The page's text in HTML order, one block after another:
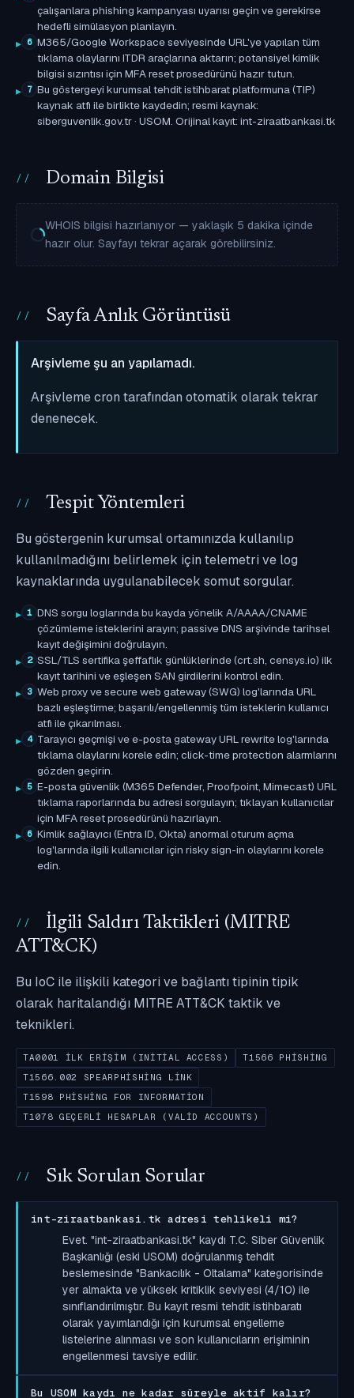
çalışanlara phishing kampanyası uyarısı geçin ve gerekirse
hedefli simülasyon planlayın.
6 M365/Google Workspace seviyesinde URL'ye yapılan tüm
tıklama olaylarını ITDR araçlarına aktarın; potansiyel kimlik
bilgisi sızıntısı için MFA reset prosedürünü hazır tutun.
7 Bu göstergeyi kurumsal tehdit istihbarat platformuna (TIP)
kaynak atfı ile birlikte kaydedin; resmi kaynak:
siberguvenlik.gov.tr · USOM. Orijinal kayıt: int-ziraatbankasi.tk
Domain Bilgisi
WHOIS bilgisi hazırlanıyor — yaklaşık 5 dakika içinde
hazır olur. Sayfayı tekrar açarak görebilirsiniz.
Sayfa Anlık Görüntüsü
Arşivleme şu an yapılamadı.
Arşivleme cron tarafından otomatik olarak tekrar
denenecek.
Tespit Yöntemleri
Bu göstergenin kurumsal ortamınızda kullanılıp
kullanılmadığını belirlemek için telemetri ve log
kaynaklarında uygulanabilecek somut sorgular.
1 DNS sorgu loglarında bu kayda yönelik A/AAAA/CNAME
çözümleme isteklerini arayın; passive DNS arşivinde tarihsel
kayıt değişimini doğrulayın.
2 SSL/TLS sertifika şeffaflık günlüklerinde (crt.sh, censys.io) ilk
kayıt tarihini ve eşleşen SAN girdilerini kontrol edin.
3 Web proxy ve secure web gateway (SWG) log'larında URL
bazlı eşleştirme; başarılı/engellenmiş tüm isteklerin kullanıcı
atfı ile çıkarılması.
4 Tarayıcı geçmişi ve e-posta gateway URL rewrite log'larında
tıklama olaylarını korele edin; click-time protection alarmlarını
gözden geçirin.
5 E-posta güvenlik (M365 Defender, Proofpoint, Mimecast) URL
tıklama raporlarında bu adresi sorgulayın; tıklayan kullanıcılar
için MFA reset prosedürünü hazırlayın.
6 Kimlik sağlayıcı (Entra ID, Okta) anormal oturum açma
log'larında ilgili kullanıcılar için risky sign-in olaylarını korele
edin.
İlgili Saldırı Taktikleri (MITRE
ATT&CK)
Bu IoC ile ilişkili kategori ve bağlantı tipinin tipik
olarak haritalandığı MITRE ATT&CK taktik ve
teknikleri.
TA0001 İLK ERIŞIM (INITIAL ACCESS)
T1566 PHISHING
T1566.002 SPEARPHISHING LINK
T1598 PHISHING FOR INFORMATION
T1078 GEÇERLI HESAPLAR (VALID ACCOUNTS)
Sık Sorulan Sorular
int-ziraatbankasi.tk adresi tehlikeli mi?
Evet. "int-ziraatbankasi.tk" kaydı T.C. Siber Güvenlik
Başkanlığı (eski USOM) doğrulanmış tehdit
beslemesinde "Bankacılık - Oltalama" kategorisinde
yer almakta ve yüksek kritiklik seviyesi (4/10) ile
sınıflandırılmıştır. Bu kayıt resmi tehdit istihbaratı
olarak yayımlandığı için kurumsal engelleme
listelerine alınması ve son kullanıcıların erişiminin
engellenmesi tavsiye edilir.
Bu USOM kaydı ne kadar süreyle aktif kalır?